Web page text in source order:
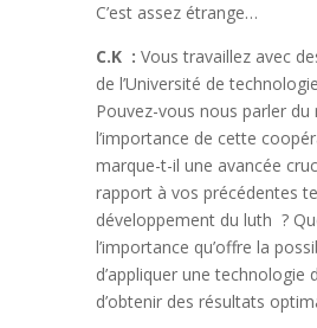
C’est assez étrange…
C.K : Vous travaillez avec
de l’Université de
Pouvez-vous nous parler du
l’importance de cette
marque-t-il une avancée
rapport à vos précédentes
développement du luth ?
l’importance qu’offre la
d’appliquer une technologie
d’obtenir des résultats